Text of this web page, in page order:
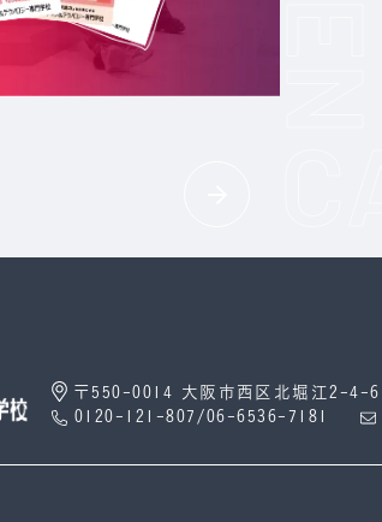
〒550-0014 大阪市西区北堀江2-4-6
0120-121-807/06-6536-7181